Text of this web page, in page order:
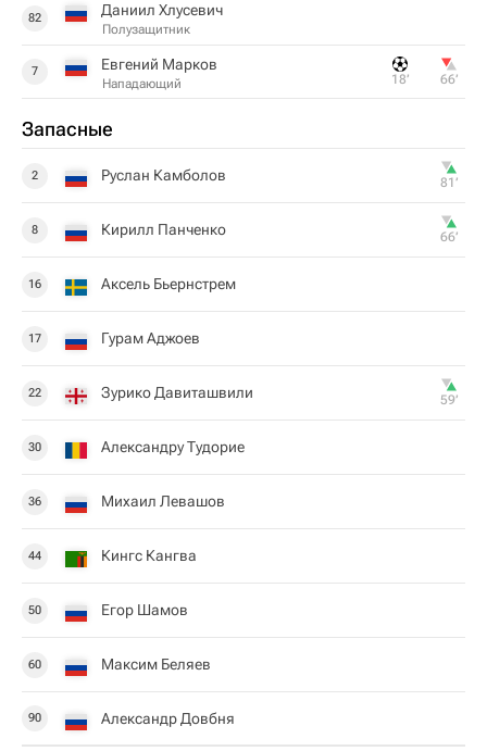
82 Даниил Хлусевич
Полузащитник
7 Евгений Марков
Нападающий 18‎’‎ 66‎’‎
Запасные
2 Руслан Камболов 81‎’‎
8 Кирилл Панченко 66‎’‎
16 Аксель Бьернстрем
17 Гурам Аджоев
22 Зурико Давиташвили 59‎’‎
30 Александру Тудорие
36 Михаил Левашов
44 Кингс Кангва
50 Егор Шамов
60 Максим Беляев
90 Александр Довбня